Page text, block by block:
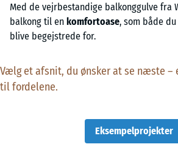
Med de vejrbestandige balkonggulve fra
balkong til en komfortoase, som både
blive begejstrede for.
Vælg et afsnit, du ønsker at se næste –
til fordelene.
Eksempelprojekter